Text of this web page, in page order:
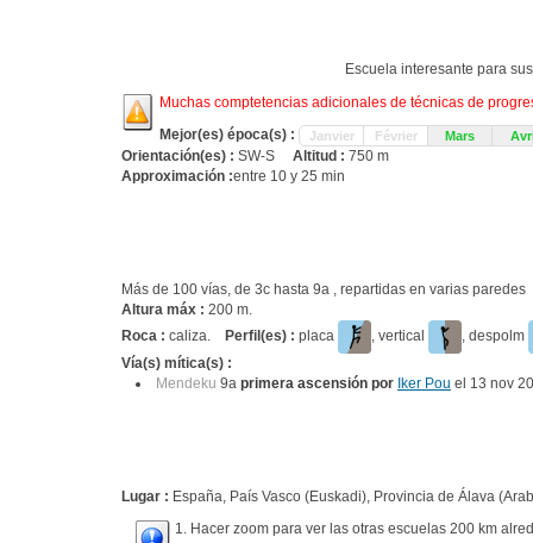
Escuela interesante para
Muchas comptetencias adicionales de técnicas de
Mejor(es) época(s) :
Janvier Février Mars
Orientación(es) : SW-S Altitud : 750 m
Approximación :entre 10 y 25 min
Más de 100 vías, de 3c hasta 9a , repartidas en varias
Altura máx : 200 m.
Roca : caliza. Perfil(es) : placa , vertical
, despolm
Vía(s) mítica(s) :
Mendeku 9a primera ascensión por Iker Pou el 13 nov
Lugar : España, País Vasco (Euskadi), Provincia de Álava
1. Hacer zoom para ver las otras escuelas 200 km